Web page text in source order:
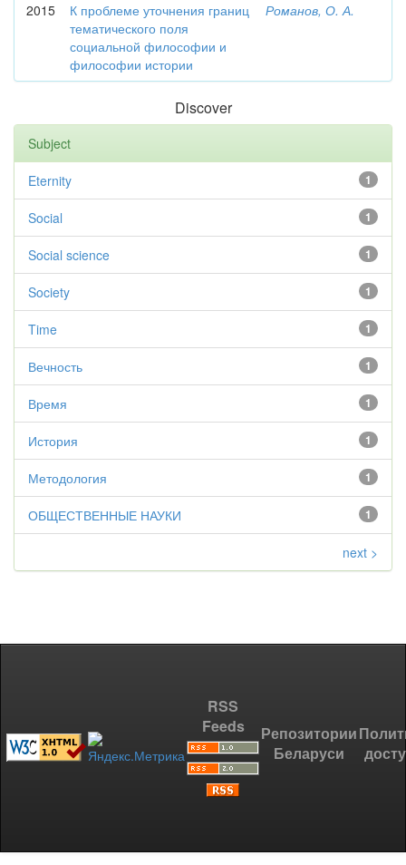
2015
К проблеме уточнения границ
тематического поля
социальной философии и
философии истории
Романов, О. А.
Discover
Subject
1
Eternity
1
Social
1
Social science
1
Society
1
Time
1
Вечность
1
Время
1
История
1
Методология
1
ОБЩЕСТВЕННЫЕ НАУКИ
next >
RSS
Feeds
Репозитории
Беларуси